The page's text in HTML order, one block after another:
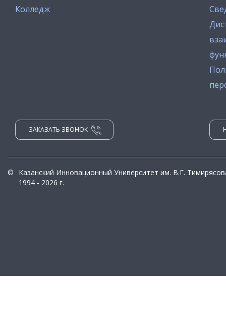
Колледж
ЗАКАЗАТЬ ЗВОНОК
©
Казанский Инновационный Университет им. В.Г.
1994 - 2026 г.